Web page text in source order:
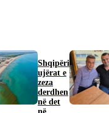
Shqipëri
ujërat e
zeza
derdhen
në det